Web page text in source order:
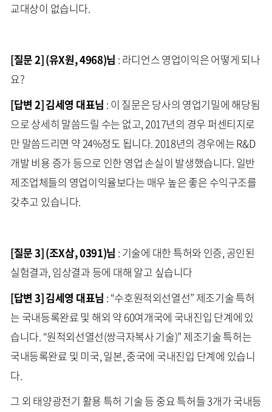
교대상이 없습니다.
[질문 2] (유X원, 4968)님 : 라디언스 영업이익은 어떻게 되나
요?
[답변 2] 김세영 대표님 : 이 질문은 당사의 영업기밀에 해당됨
으로 상세히 말씀드릴 수는 없고, 2017년의 경우 퍼센티지로
만 말씀드리면 약 24%정도 됩니다. 2018년의 경우에는 R&D
개발 비용 증가 등으로 인한 영업 손실이 발생했습니다. 일반
제조업체들의 영업이익율보다는 매우 높은 좋은 수익구조를
갖추고 있습니다.
[질문 3] (조X삼, 0391)님 : 기술에 대한 특허와 인증, 공인된
실험결과, 임상결과 등에 대해 알고 싶습니다
[답변 3] 김세영 대표님 : “수호원적외선열선” 제조기술 특허
는 국내등록완료 및 해외 약 60여개국에 국내진입 단계에 있
습니다. “원적외선열선(쌍극자복사 기술)” 제조기술 특허는
국내등록완료 및 미국, 일본, 중국에 국내진입 단계에 있습니
다.
그 외 태양광전기 활용 특허 기술 등 중요 특허들 3개가 국내등